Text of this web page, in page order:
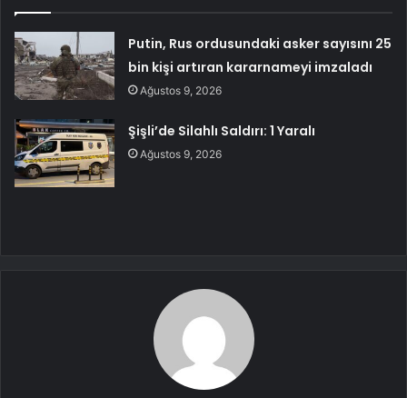
Putin, Rus ordusundaki asker sayısını 25
bin kişi artıran kararnameyi imzaladı
Ağustos 9, 2026
Şişli’de Silahlı Saldırı: 1 Yaralı
Ağustos 9, 2026